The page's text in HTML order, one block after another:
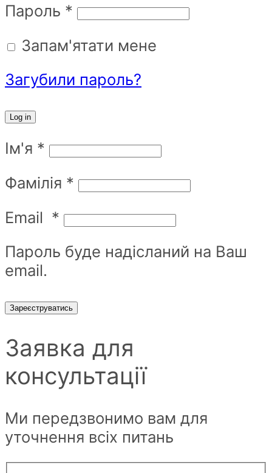
Пароль *
Запам'ятати мене
Загубили пароль?
Log in
Ім'я *
Фамілія *
Email *
Пароль буде надісланий на Ваш
email.
Зареєструватись
Заявка для
консультації
Ми передзвонимо вам для
уточнення всіх питань